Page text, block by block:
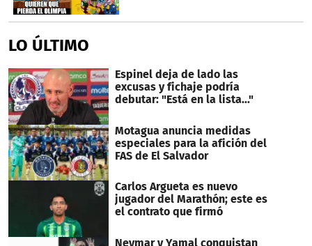
LO ÚLTIMO
Espinel deja de lado las
excusas y fichaje podría
debutar: "Está en la lista..."
Motagua anuncia medidas
especiales para la afición del
FAS de El Salvador
Carlos Argueta es nuevo
jugador del Marathón; este es
el contrato que firmó
Neymar y Yamal conquistan